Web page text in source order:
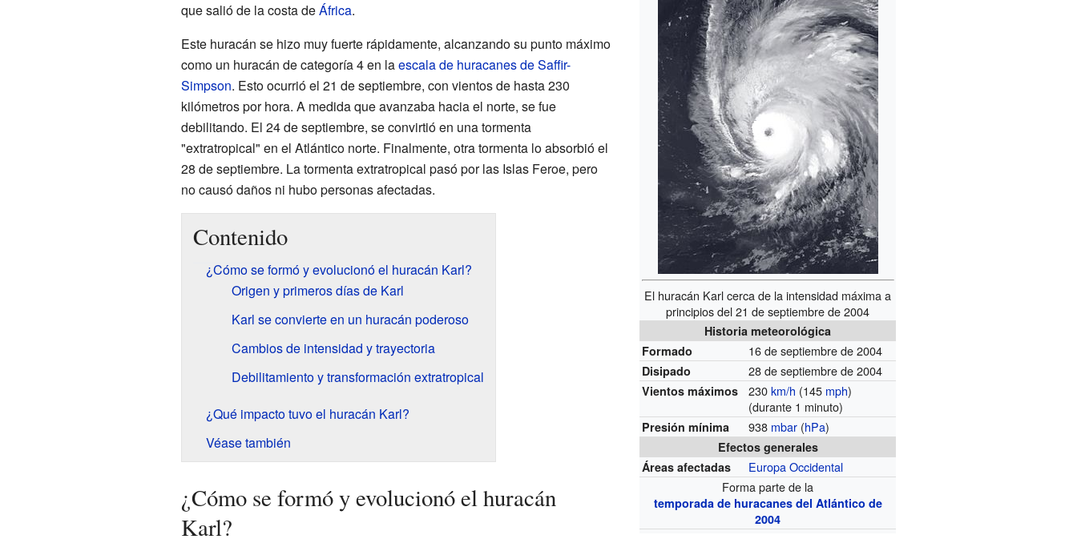
El huracán Karl cerca de la intensidad máxima a
principios del 21 de septiembre de 2004
Historia meteorológica
Formado
16 de septiembre de 2004
Disipado 28 de septiembre de 2004
Vientos máximos 230km/h (145 mph)
(durante 1 minuto)
Presión mínima 938 mbar (hPa)
Efectos generales
Áreas afectadas
Europa Occidental
Forma parte de la
temporada de huracanes del Atlántico de
2004
que salió de la costa deÁfrica.
Este huracán se hizo muy fuerte rápidamente, alcanzando su punto máximo
como un huracán de categoría 4 en laescala de huracanes de Saffir-
Simpson. Esto ocurrió el 21 de septiembre, con vientos de hasta 230
kilómetros por hora. A medida que avanzaba hacia el norte, se fue
debilitando. El 24 de septiembre, se convirtió en una tormenta
"extratropical" en el Atlántico norte. Finalmente, otra tormenta lo absorbió el
28 de septiembre. La tormenta extratropical pasó por las Islas Feroe, pero
no causó daños ni hubo personas afectadas.
Contenido
¿Cómo se formó y evolucionó el huracán Karl?
Origen y primeros días de Karl
Karl se convierte en un huracán poderoso
Cambios de intensidad y trayectoria
Debilitamiento y transformación extratropical
¿Qué impacto tuvo el huracán Karl?
Véase también
¿Cómo se formó y evolucionó el huracán
Karl?